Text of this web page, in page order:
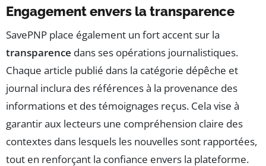
Engagement envers la transparence
SavePNP place également un fort accent sur la
transparence dans ses opérations journalistiques.
Chaque article publié dans la catégorie dépêche et
journal inclura des références à la provenance des
informations et des témoignages reçus. Cela vise à
garantir aux lecteurs une compréhension claire des
contextes dans lesquels les nouvelles sont rapportées,
tout en renforçant la confiance envers la plateforme.